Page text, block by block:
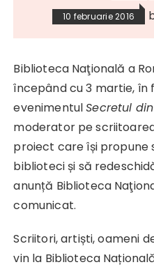
10 februarie 2016
Biblioteca Naţională a
începând cu 3 martie, în
evenimentulSecretul
moderator pe
proiect care își propune
biblioteci și să
anunță Biblioteca
comunicat.
Scriitori, artiști, oameni
vin la Biblioteca